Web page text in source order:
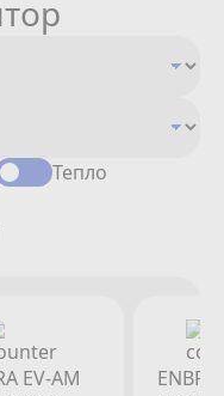
Тепло
EV-AM